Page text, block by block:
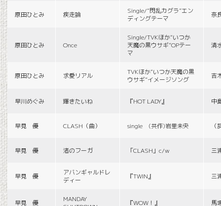
原田ひとみ 疾走論
Single/“閃乱カグラ”エン
ディングテーマ
奈
原田ひとみ Once
Single/TVKほか“いつか
天魔の黒ウサギ”OPテー
マ
清
原田ひとみ 求愛リアル
TVKほか“いつか天魔の黒
ウサギ”イメージソング
吉
早川めぐみ 輝きたいね 『HOT LADY』 中
早見 優 CLASH（曲） single (共作)岩里未央
早見 優 渚のフーガ 「CLASH」c/w 三
早見 優
アバンギャルドレ
ディー
『TWIN』 三
早見 優
MANDAY
『WOW！』 馬